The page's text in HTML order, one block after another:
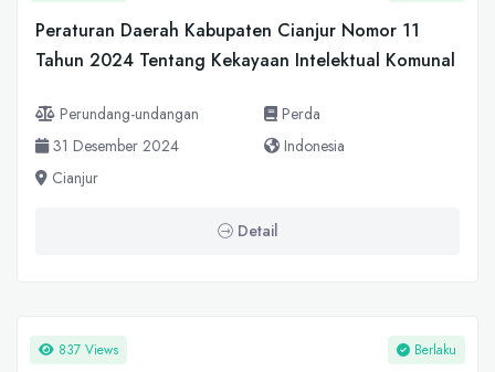
Peraturan Daerah Kabupaten Cianjur Nomor 11
Tahun 2024 Tentang Kekayaan Intelektual Komunal
Perundang-undangan
Perda
31 Desember 2024
Indonesia
Cianjur
Detail
837 Views Berlaku